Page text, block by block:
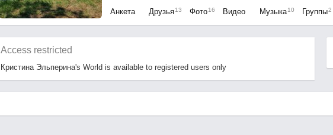
Анкета Друзья 13 Фото 16 Видео Музыка 10 Группы2
Access restricted
Кристина Эльперина's World is available to registered users only